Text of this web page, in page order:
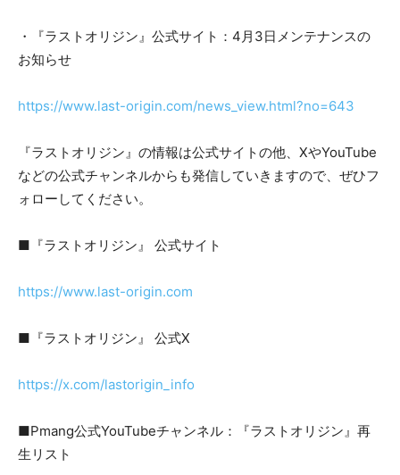
・『ラストオリジン』公式サイト：4月3日メンテナンスの
お知らせ
https://www.last-origin.com/news_view.html?no=643
『ラストオリジン』の情報は公式サイトの他、XやYouTube
などの公式チャンネルからも発信していきますので、ぜひフ
ォローしてください。
■『ラストオリジン』 公式サイト
https://www.last-origin.com
■『ラストオリジン』 公式X
https://x.com/lastorigin_info
■Pmang公式YouTubeチャンネル：『ラストオリジン』再
生リスト